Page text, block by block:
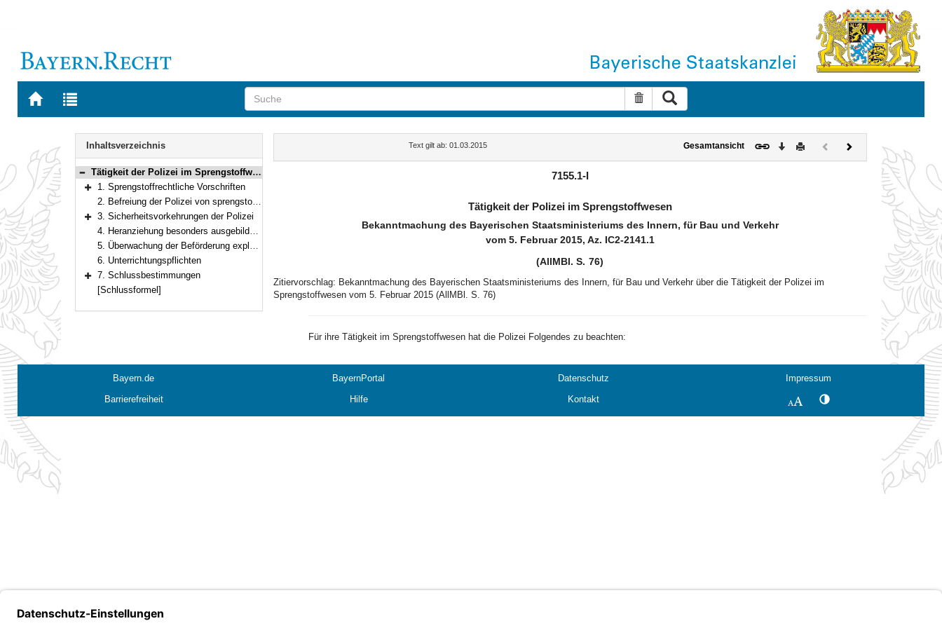
Zur
BAYERN.RECHT
Zur
letzten
Suche zurücksetzen
Navigation
Inhaltsverzeichnis
Bereich reduzieren
Tätigkeit der Polizei im Sprengstoffwesen
Bereich erweitern
1. Sprengstoffrechtliche Vorschriften
2. Befreiung der Polizei von sprengstoffrechtlichen Vorschriften
Bereich erweitern
3. Sicherheitsvorkehrungen der Polizei
4. Heranziehung besonders ausgebildeter Beamter und von Fachbehörden
5. Überwachung der Beförderung explosionsgefährlicher Stoffe
6. Unterrichtungspflichten
Bereich erweitern
7. Schlussbestimmungen
[Schlussformel]
Text gilt ab: 01.03.2015 Gesamtansicht Download
DruckenVorherigesNächstes
Dokument
7155.1-I
Tätigkeit der Polizei im Sprengstoffwesen
Bekanntmachung des Bayerischen Staatsministeriums des Innern, für Bau und Verkehr
vom 5. Februar 2015, Az. IC2-2141.1
(AllMBl. S. 76)
Zitiervorschlag: Bekanntmachung des Bayerischen Staatsministeriums des Innern, für Bau und Verkehr über die Tätigkeit der Polizei im
Sprengstoffwesen vom 5. Februar 2015 (AllMBl. S. 76)
Für ihre Tätigkeit im Sprengstoffwesen hat die Polizei Folgendes zu beachten:
Bayern.de BayernPortal Datenschutz
Impressum
Barrierefreiheit
Hilfe Kontakt SchriftgrößeKontrastwechsel